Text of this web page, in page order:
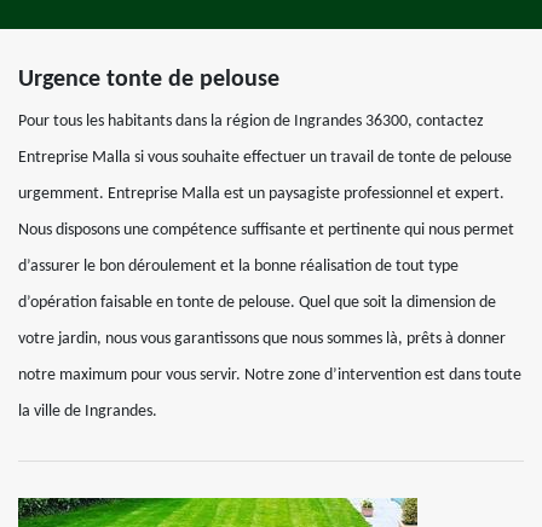
Urgence tonte de pelouse
Pour tous les habitants dans la région de Ingrandes 36300, contactez
Entreprise Malla si vous souhaite effectuer un travail de tonte de pelouse
urgemment. Entreprise Malla est un paysagiste professionnel et expert.
Nous disposons une compétence suffisante et pertinente qui nous permet
d’assurer le bon déroulement et la bonne réalisation de tout type
d’opération faisable en tonte de pelouse. Quel que soit la dimension de
votre jardin, nous vous garantissons que nous sommes là, prêts à donner
notre maximum pour vous servir. Notre zone d’intervention est dans toute
la ville de Ingrandes.